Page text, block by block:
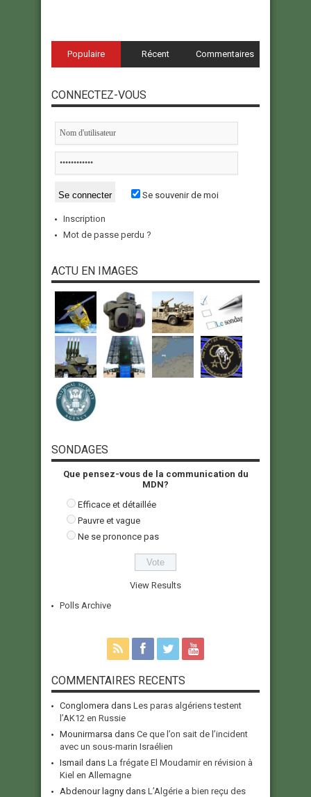
Populaire Récent Commentaires
CONNECTEZ-VOUS
Se souvenir de moi
Inscription
Mot de passe perdu ?
ACTU EN IMAGES
SONDAGES
Que pensez-vous de la communication du
MDN?
Efficace et détaillée
Pauvre et vague
Ne se prononce pas
View Results
Polls Archive
COMMENTAIRES RECENTS
Conglomera dans Les paras algériens testent
l’AK12 en Russie
Mounirmarsa dans Ce que l’on sait de l’incident
avec un sous-marin Israélien
Ismail dans La frégate El Moudamir en révision à
Kiel en Allemagne
Abdenour lagny dans L’Algérie a bien reçu des